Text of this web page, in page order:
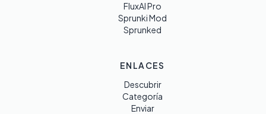
FluxAI Pro
Sprunki Mod
Sprunked
ENLACES
Descubrir
Categoría
Enviar